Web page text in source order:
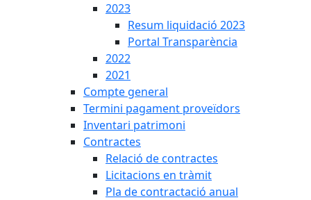
2023
Resum liquidació 2023
Portal Transparència
2022
2021
Compte general
Termini pagament proveïdors
Inventari patrimoni
Contractes
Relació de contractes
Licitacions en tràmit
Pla de contractació anual